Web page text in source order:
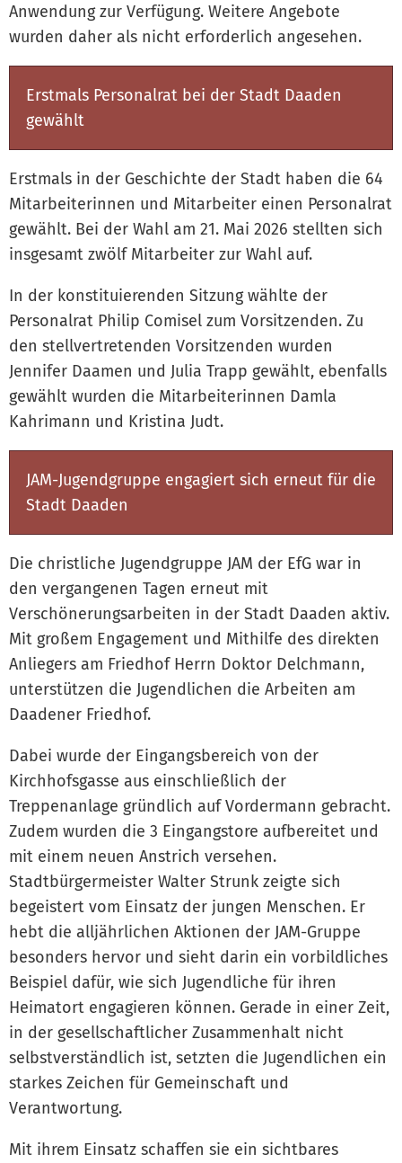
Anwendung zur Verfügung. Weitere Angebote
wurden daher als nicht erforderlich angesehen.
Erstmals Personalrat bei der Stadt Daaden
gewählt
Erstmals in der Geschichte der Stadt haben die 64
Mitarbeiterinnen und Mitarbeiter einen Personalrat
gewählt. Bei der Wahl am 21. Mai 2026 stellten sich
insgesamt zwölf Mitarbeiter zur Wahl auf.
In der konstituierenden Sitzung wählte der
Personalrat Philip Comisel zum Vorsitzenden. Zu
den stellvertretenden Vorsitzenden wurden
Jennifer Daamen und Julia Trapp gewählt, ebenfalls
gewählt wurden die Mitarbeiterinnen Damla
Kahrimann und Kristina Judt.
JAM-Jugendgruppe engagiert sich erneut für die
Stadt Daaden
Die christliche Jugendgruppe JAM der EfG war in
den vergangenen Tagen erneut mit
Verschönerungsarbeiten in der Stadt Daaden aktiv.
Mit großem Engagement und Mithilfe des direkten
Anliegers am Friedhof Herrn Doktor Delchmann,
unterstützen die Jugendlichen die Arbeiten am
Daadener Friedhof.
Dabei wurde der Eingangsbereich von der
Kirchhofsgasse aus einschließlich der
Treppenanlage gründlich auf Vordermann gebracht.
Zudem wurden die 3 Eingangstore aufbereitet und
mit einem neuen Anstrich versehen.
Stadtbürgermeister Walter Strunk zeigte sich
begeistert vom Einsatz der jungen Menschen. Er
hebt die alljährlichen Aktionen der JAM-Gruppe
besonders hervor und sieht darin ein vorbildliches
Beispiel dafür, wie sich Jugendliche für ihren
Heimatort engagieren können. Gerade in einer Zeit,
in der gesellschaftlicher Zusammenhalt nicht
selbstverständlich ist, setzten die Jugendlichen ein
starkes Zeichen für Gemeinschaft und
Verantwortung.
Mit ihrem Einsatz schaffen sie ein sichtbares